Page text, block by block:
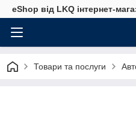
eShop від LKQ інтернет-
Товари та послуги